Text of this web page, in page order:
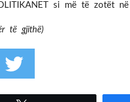
si më të zotët
për të